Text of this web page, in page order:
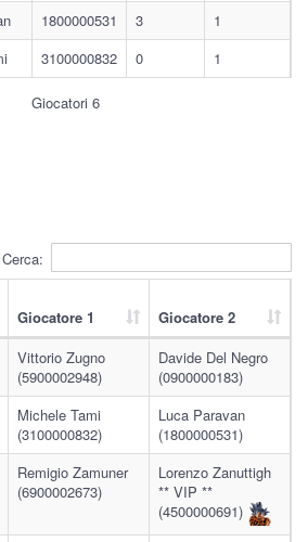
1800000531 3
1
3100000832 0 1
Giocatori 6
Cerca:
Giocatore 1
Giocatore 2
Vittorio Zugno
(5900002948)
Davide Del Negro
(0900000183)
Michele Tami
(3100000832)
Luca Paravan
(1800000531)
Remigio Zamuner
(6900002673)
Lorenzo Zanuttigh
** VIP **
(4500000691)